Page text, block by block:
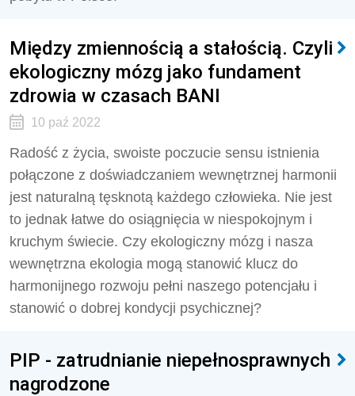
Między zmiennością a stałością. Czyli
ekologiczny mózg jako fundament
zdrowia w czasach BANI
10 paź 2022
Radość z życia, swoiste poczucie sensu istnienia
połączone z doświadczaniem wewnętrznej harmonii
jest naturalną tęsknotą każdego człowieka. Nie jest
to jednak łatwe do osiągnięcia w niespokojnym i
kruchym świecie. Czy ekologiczny mózg i nasza
wewnętrzna ekologia mogą stanowić klucz do
harmonijnego rozwoju pełni naszego potencjału i
stanowić o dobrej kondycji psychicznej?
PIP - zatrudnianie niepełnosprawnych
nagrodzone